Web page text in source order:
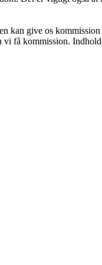
kan give os
få kommission.